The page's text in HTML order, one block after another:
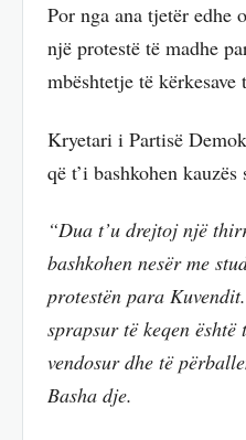
Por nga ana tjetër edhe
një protestë të madhe
mbështetje të kërkesave
Kryetari i Partisë
që t’i bashkohen kauzës
“Dua t’u drejtoj një
bashkohen nesër me
protestën para
sprapsur të keqen është
vendosur dhe të
Basha dje.